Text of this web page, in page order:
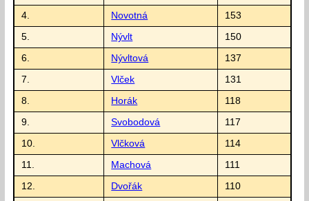
4. Novotná 153
5. Nývlt 150
6. Nývltová 137
7. Vlček 131
8. Horák 118
9. Svobodová 117
10. Vlčková 114
11. Machová 111
12. Dvořák 110